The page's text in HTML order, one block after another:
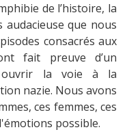
de l’histoire, la
audacieuse que nous
consacrés aux
fait preuve d’un
ouvrir la voie à la
nazie. Nous avons
ces femmes, ces
possible.